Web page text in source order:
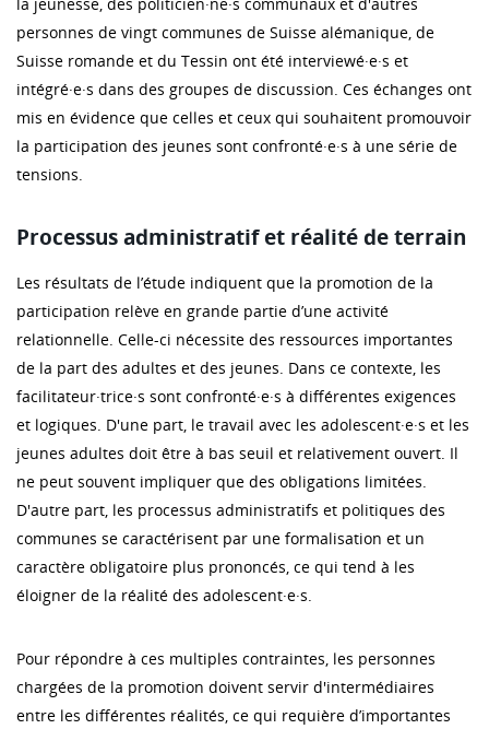
personnes de vingt communes de Suisse alémanique, de
Suisse romande et du Tessin ont été interviewé·e·s et
intégré·e·s dans des groupes de discussion. Ces échanges ont
mis en évidence que celles et ceux qui souhaitent promouvoir
la participation des jeunes sont confronté·e·s à une série de
tensions.
Processus administratif et réalité de terrain
Les résultats de l’étude indiquent que la promotion de la
participation relève en grande partie d’une activité
relationnelle. Celle-ci nécessite des ressources importantes
de la part des adultes et des jeunes. Dans ce contexte, les
facilitateur·trice·s sont confronté·e·s à différentes exigences
et logiques. D'une part, le travail avec les adolescent·e·s et les
jeunes adultes doit être à bas seuil et relativement ouvert. Il
ne peut souvent impliquer que des obligations limitées.
D'autre part, les processus administratifs et politiques des
communes se caractérisent par une formalisation et un
caractère obligatoire plus prononcés, ce qui tend à les
éloigner de la réalité des adolescent·e·s.
Pour répondre à ces multiples contraintes, les personnes
chargées de la promotion doivent servir d'intermédiaires
entre les différentes réalités, ce qui requière d’importantes